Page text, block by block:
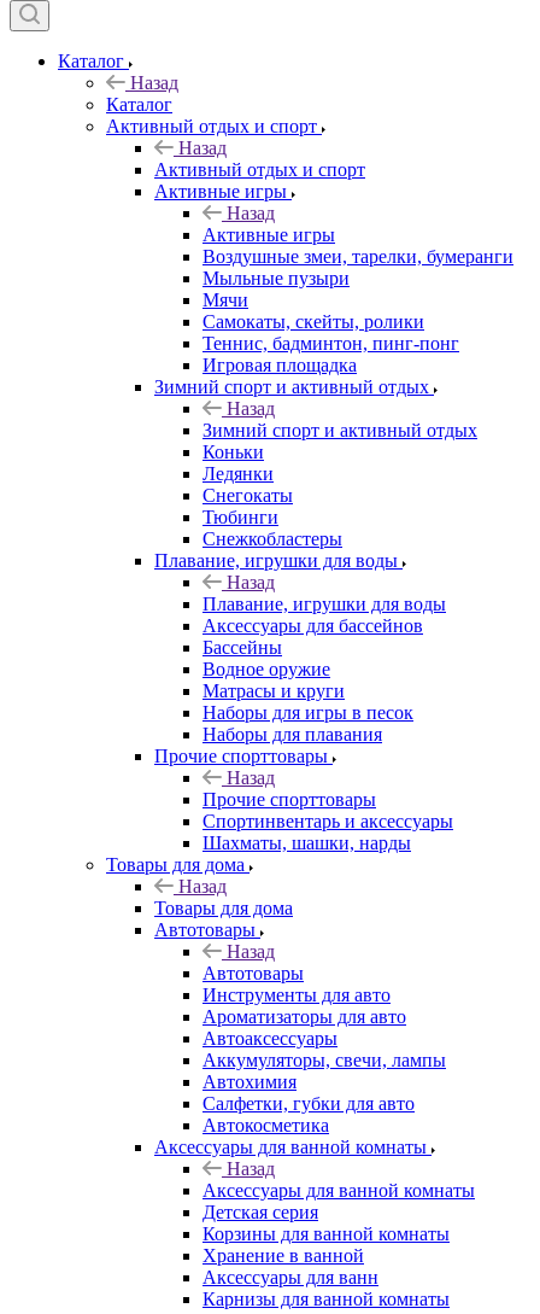
Каталог
Назад
Каталог
Активный отдых и спорт
Назад
Активный отдых и спорт
Активные игры
Назад
Активные игры
Воздушные змеи, тарелки, бумеранги
Мыльные пузыри
Мячи
Самокаты, скейты, ролики
Теннис, бадминтон, пинг-понг
Игровая площадка
Зимний спорт и активный отдых
Назад
Зимний спорт и активный отдых
Коньки
Ледянки
Снегокаты
Тюбинги
Снежкобластеры
Плавание, игрушки для воды
Назад
Плавание, игрушки для воды
Аксессуары для бассейнов
Бассейны
Водное оружие
Матрасы и круги
Наборы для игры в песок
Наборы для плавания
Прочие спорттовары
Назад
Прочие спорттовары
Спортинвентарь и аксессуары
Шахматы, шашки, нарды
Товары для дома
Назад
Товары для дома
Автотовары
Назад
Автотовары
Инструменты для авто
Ароматизаторы для авто
Автоаксессуары
Аккумуляторы, свечи, лампы
Автохимия
Салфетки, губки для авто
Автокосметика
Аксессуары для ванной комнаты
Назад
Аксессуары для ванной комнаты
Детская серия
Корзины для ванной комнаты
Хранение в ванной
Аксессуары для ванн
Карнизы для ванной комнаты